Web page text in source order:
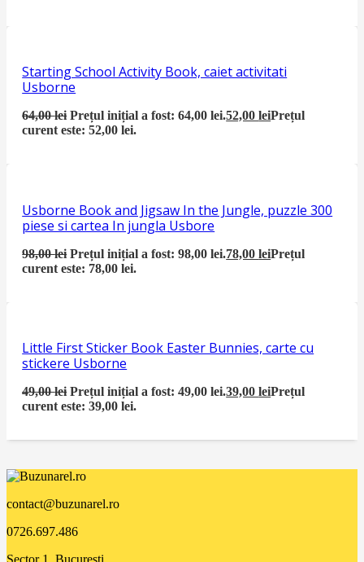
Starting School Activity Book, caiet activitati
Usborne
64,00lei Prețul inițial a fost: 64,00 lei.52,00leiPrețul
curent este: 52,00 lei.
Usborne Book and Jigsaw In the Jungle, puzzle 300
piese si cartea In jungla Usbore
98,00lei Prețul inițial a fost: 98,00 lei.78,00leiPrețul
curent este: 78,00 lei.
Little First Sticker Book Easter Bunnies, carte cu
stickere Usborne
49,00lei Prețul inițial a fost: 49,00 lei.39,00leiPrețul
curent este: 39,00 lei.
contact@buzunarel.ro
0726.697.486
Sector 1, București